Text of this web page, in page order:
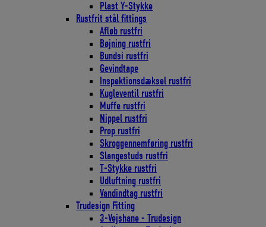
Plast Y-Stykke
Rustfrit stål fittings
Afløb rustfri
Bøjning rustfri
Bundsi rustfri
Gevindtape
Inspektionsdæksel rustfri
Kugleventil rustfri
Muffe rustfri
Nippel rustfri
Prop rustfri
Skroggennemføring rustfri
Slangestuds rustfri
T-Stykke rustfri
Udluftning rustfri
Vandindtag rustfri
Trudesign Fitting
3-Vejshane - Trudesign